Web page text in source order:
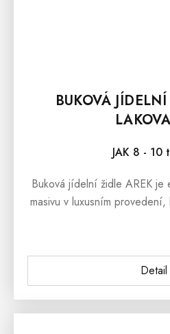
BUKOVÁ
JAK 8 - 10
Detail
Buková jídelní židle AREK
masivu v luxusním